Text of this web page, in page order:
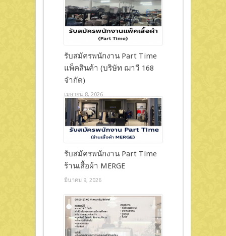
รับสมัครพนักงาน Part Time
แพ็คสินค้า (บริษัท ฌาวี 168
จำกัด)
เมษายน 8, 2026
รับสมัครพนักงาน Part Time
ร้านเสื้อผ้า MERGE
มีนาคม 9, 2026